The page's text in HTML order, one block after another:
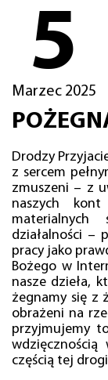
5
Marzec 2025
Drodzy
z sercem
zmuszeni – z
naszych
działalności –
pracy jako
Bożego w
nasze dzieła,
żegnamy się z
obrażeni na
przyjmujemy
częścią tej